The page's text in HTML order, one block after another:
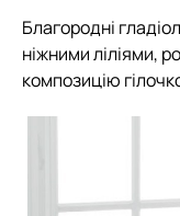
Благородні
ніжними ліліями,
композицію